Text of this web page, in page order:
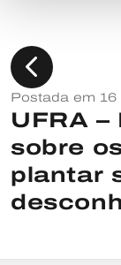
chevron_left
Postada em 16
UFRA
sobre
plantar